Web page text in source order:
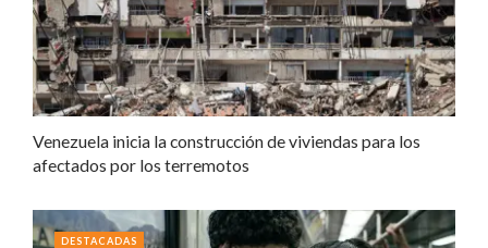
Venezuela inicia la construcción de viviendas para los
afectados por los terremotos
DESTACADAS